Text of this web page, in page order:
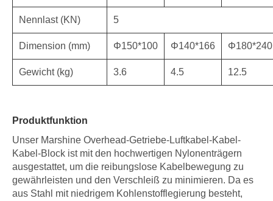
Nennlast (KN) 5
Dimension (mm) Φ150*100 Φ140*166 Φ180*240
Gewicht (kg) 3.6 4.5 12.5
Produktfunktion
Unser Marshine Overhead-Getriebe-Luftkabel-Kabel-
Kabel-Block ist mit den hochwertigen Nylonenträgern
ausgestattet, um die reibungslose Kabelbewegung zu
gewährleisten und den Verschleiß zu minimieren. Da es
aus Stahl mit niedrigem Kohlenstofflegierung besteht,